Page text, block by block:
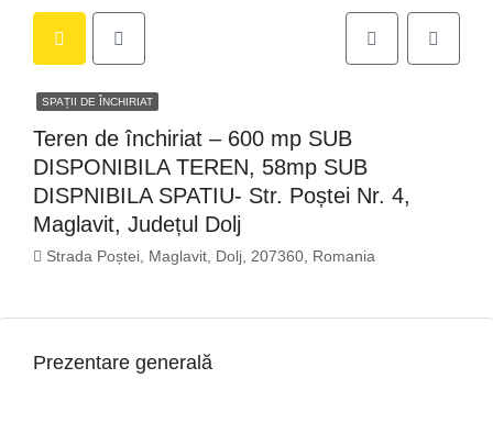
SPAȚII DE ÎNCHIRIAT
Teren de închiriat – 600 mp SUB
DISPONIBILA TEREN, 58mp SUB
DISPNIBILA SPATIU- Str. Poștei Nr. 4,
Maglavit, Județul Dolj
Strada Poștei, Maglavit, Dolj, 207360, Romania
Prezentare generală